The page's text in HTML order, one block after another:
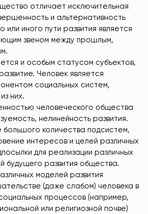
отличает исключительная
и альтернативность
или иного пути развития является
звеном между прошлым,
и особым статусом субъектов,
Человек является
социальных систем,
них.
человеческого общества
нелинейность развития.
количества подсистем,
интересов и целей различных
для реализации различных
будущего развития общества.
моделей развития
(даже слабом) человека в
процессов (например,
или религиозной почве)